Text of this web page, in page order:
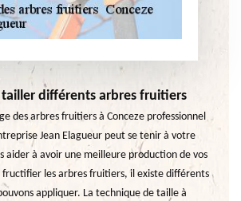
différents arbres fruitiers
des arbres fruitiers à Conceze professionnel
Jean Elagueur peut se tenir à votre
aider à avoir une meilleure production de vos
les arbres fruitiers, il existe différents
appliquer. La technique de taille à